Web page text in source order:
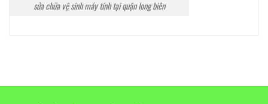
sửa chữa vệ sinh máy tính tại quận long biên